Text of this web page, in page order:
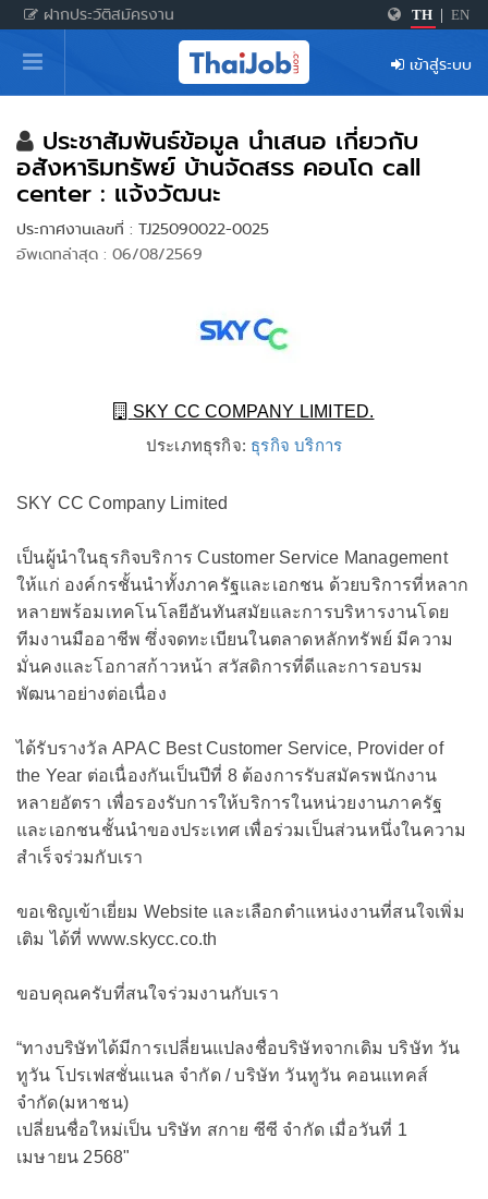
ฝากประวัติสมัครงาน TH EN
หน้าหลัก
ผู้สมัครงาน: เข้าสู่ระบบ
ฝากประวัติสมัครงาน
เกร็ดความรู้
เข้าสู่ระบบ
ประชาสัมพันธ์ข้อมูล นำเสนอ เกี่ยวกับ
อสังหาริมทรัพย์ บ้านจัดสรร คอนโด call
center : แจ้งวัฒนะ
ประกาศงานเลขที่ : TJ25090022-0025
อัพเดทล่าสุด : 06/08/2569
SKY CC COMPANY LIMITED.
ประเภทธุรกิจ: ธุรกิจ บริการ
SKY CC Company Limited
เป็นผู้นำในธุรกิจบริการ Customer Service Management
ให้แก่ องค์กรชั้นนำทั้งภาครัฐและเอกชน ด้วยบริการที่หลาก
หลายพร้อมเทคโนโลยีอันทันสมัยและการบริหารงานโดย
ทีมงานมืออาชีพ ซึ่งจดทะเบียนในตลาดหลักทรัพย์ มีความ
มั่นคงและโอกาสก้าวหน้า สวัสดิการที่ดีและการอบรม
พัฒนาอย่างต่อเนื่อง
ได้รับรางวัล APAC Best Customer Service, Provider of
the Year ต่อเนื่องกันเป็นปีที่ 8 ต้องการรับสมัครพนักงาน
หลายอัตรา เพื่อรองรับการให้บริการในหน่วยงานภาครัฐ
และเอกชนชั้นนำของประเทศ เพื่อร่วมเป็นส่วนหนึ่งในความ
สำเร็จร่วมกับเรา
ขอเชิญเข้าเยี่ยม Website และเลือกตำแหน่งงานที่สนใจเพิ่ม
เติม ได้ที่ www.skycc.co.th
ขอบคุณครับที่สนใจร่วมงานกับเรา
“ทางบริษัทได้มีการเปลี่ยนแปลงชื่อบริษัทจากเดิม บริษัท วัน
ทูวัน โปรเฟสชั่นแนล จำกัด / บริษัท วันทูวัน คอนแทคส์
จำกัด(มหาชน)
เปลี่ยนชื่อใหม่เป็น บริษัท สกาย ซีซี จำกัด เมื่อวันที่ 1
เมษายน 2568"